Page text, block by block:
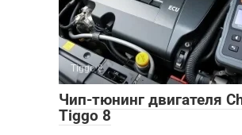
Tiggo 8
Чип-тюнинг двигателя
Tiggo 8